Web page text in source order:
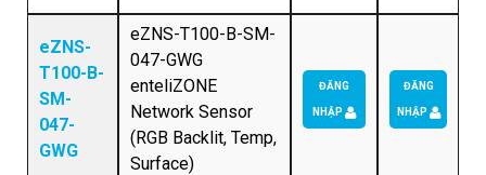
eZNS-
T100-B-
SM-
047-
GWG
eZNS-T100-B-SM-
047-GWG
enteliZONE
Network Sensor
(RGB Backlit, Temp,
Surface)
ĐĂNG
NHẬP
ĐĂNG
NHẬP